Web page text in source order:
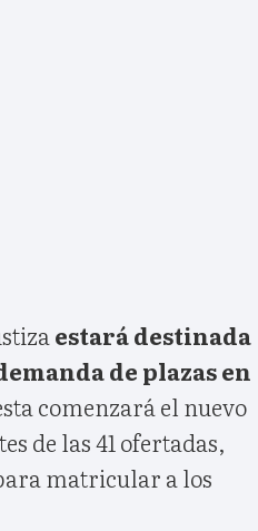
estará destinada
de plazas en
comenzará el nuevo
de las 41 ofertadas,
matricular a los